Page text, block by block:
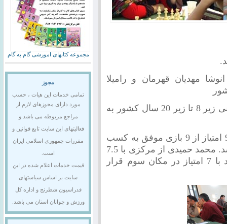
20 سال کشور انوشا مهدیان قهرمان و رامیلا
استان اصفهان در رده بندی نهائی رده های سنی زیر 8 تا زیر 20 سال کشور به
استاد فیده نیما جوانبخت با قاطعیت و کسب 9 امتیاز از 9 بازی موفق به کسب
مقام قهرمانی مسابقات زیر 20 سال کشور شد. محمد حمیدی از مرکزی با 7.5
امتیاز در مکان دوم و ارمان سرستیان از یزد با 7 امتیاز در مکان سوم قرار
مجموعه کتابهای اموزشی گام به گام
مجوز
تمامی خدمات این هیات ، حسب
مورد دارای مجوزهای لازم از
مراجع مربوطه می باشد و
فعالیتهای این سایت تابع قوانین و
مقررات جمهوری اسلامی ایران
است.
قیمت خدمات اعلام شده در این
سایت بر اساس سیاستهای
فدراسیون شطرنج و اداره کل
ورزش و جوانان استان می باشد.